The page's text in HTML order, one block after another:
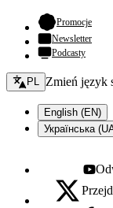
Promocje-
Newsletter
Podcasty
Zmień język -
PL Zmień język
English (EN)
Українська
X - otwiera się